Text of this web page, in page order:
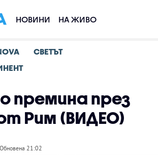
НОВИНИ НА ЖИВО
СВЕТЪТ
премина през
Рим (ВИДЕО)
21:02